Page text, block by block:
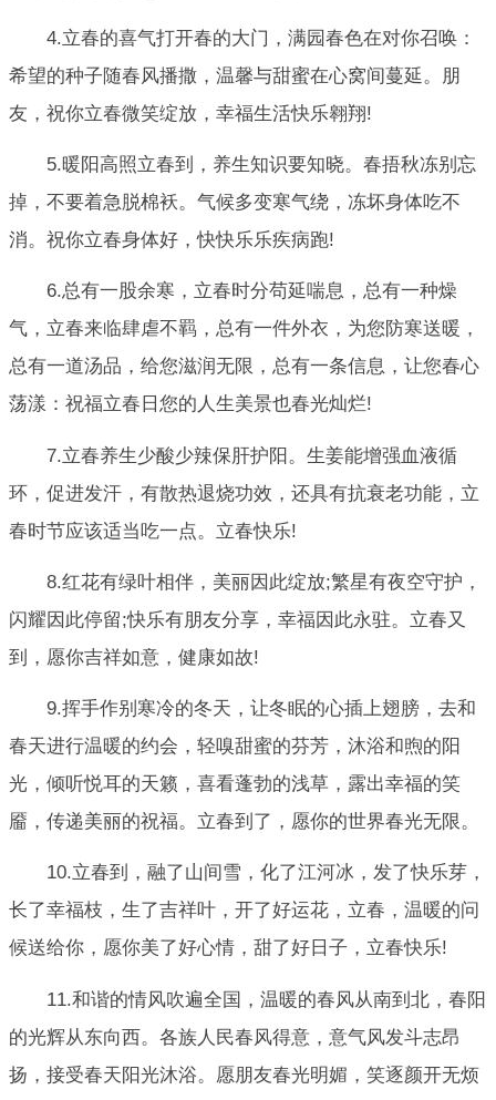
4.立春的喜气打开春的大门，满园春色在对你召唤：
希望的种子随春风播撒，温馨与甜蜜在心窝间蔓延。朋
友，祝你立春微笑绽放，幸福生活快乐翱翔!
5.暖阳高照立春到，养生知识要知晓。春捂秋冻别忘
掉，不要着急脱棉袄。气候多变寒气绕，冻坏身体吃不
消。祝你立春身体好，快快乐乐疾病跑!
6.总有一股余寒，立春时分苟延喘息，总有一种燥
气，立春来临肆虐不羁，总有一件外衣，为您防寒送暖，
总有一道汤品，给您滋润无限，总有一条信息，让您春心
荡漾：祝福立春日您的人生美景也春光灿烂!
7.立春养生少酸少辣保肝护阳。生姜能增强血液循
环，促进发汗，有散热退烧功效，还具有抗衰老功能，立
春时节应该适当吃一点。立春快乐!
8.红花有绿叶相伴，美丽因此绽放;繁星有夜空守护，
闪耀因此停留;快乐有朋友分享，幸福因此永驻。立春又
到，愿你吉祥如意，健康如故!
9.挥手作别寒冷的冬天，让冬眠的心插上翅膀，去和
春天进行温暖的约会，轻嗅甜蜜的芬芳，沐浴和煦的阳
光，倾听悦耳的天籁，喜看蓬勃的浅草，露出幸福的笑
靥，传递美丽的祝福。立春到了，愿你的世界春光无限。
10.立春到，融了山间雪，化了江河冰，发了快乐芽，
长了幸福枝，生了吉祥叶，开了好运花，立春，温暖的问
候送给你，愿你美了好心情，甜了好日子，立春快乐!
11.和谐的情风吹遍全国，温暖的春风从南到北，春阳
的光辉从东向西。各族人民春风得意，意气风发斗志昂
扬，接受春天阳光沐浴。愿朋友春光明媚，笑逐颜开无烦